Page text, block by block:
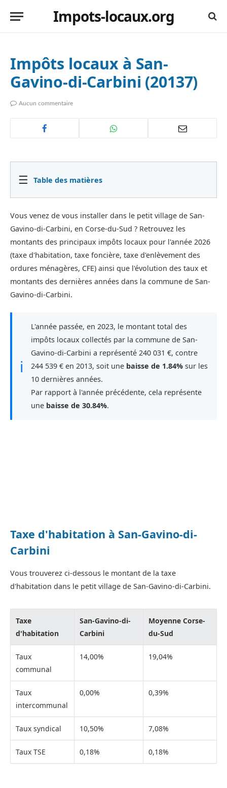
Impots-locaux.org
Impôts locaux à San-
Gavino-di-Carbini (20137)
Aucun commentaire
☰ Table des matières
Vous venez de vous installer dans le petit village de San-
Gavino-di-Carbini, en Corse-du-Sud ? Retrouvez les
montants des principaux impôts locaux pour l'année 2026
(taxe d'habitation, taxe foncière, taxe d'enlèvement des
ordures ménagères, CFE) ainsi que l'évolution des taux et
montants des dernières années dans la commune de San-
Gavino-di-Carbini.
ℹ
L'année passée, en 2023, le montant total des
impôts locaux collectés par la commune de San-
Gavino-di-Carbini a représenté 240 031 €, contre
244 539 € en 2013, soit une baisse de 1.84% sur les
10 dernières années.
Par rapport à l'année précédente, cela représente
une baisse de 30.84%.
Taxe d'habitation à San-Gavino-di-
Carbini
Vous trouverez ci-dessous le montant de la taxe
d'habitation dans le petit village de San-Gavino-di-Carbini.
Taxe
d'habitation
San-Gavino-di-
Carbini
Moyenne Corse-
du-Sud
Taux
communal
14,00% 19,04%
Taux
intercommunal
0,00% 0,39%
Taux syndical 10,50% 7,08%
Taux TSE 0,18% 0,18%